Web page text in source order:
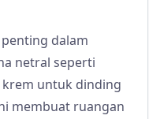
dalam
netral seperti
krem untuk dinding
membuat ruangan